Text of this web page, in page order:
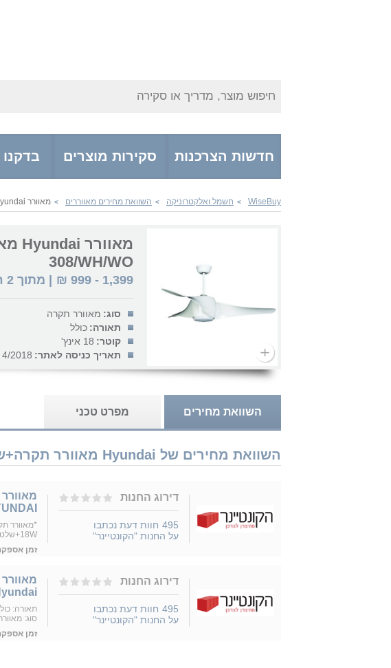
חיפוש מוצר, מדריך או סקירה
חדשות הצרכנות סקירות מוצרים בדקנו
WiseBuy
> חשמל ואלקטרוניקה > השוואת מחירים מאווררים > מאוורר Hyundai מאוורר תקרה+שלט Texas 50" 18W HYJ-308/WH/WO
308/WH/WO
1,399
-
999
₪ | מתוך 2
סוג: מאוורר תקרה
תאורה: כולל
קוטר: 18 אינץ'
תאריך כניסה לאתר: 4/2018
השוואת מחירים מפרט טכני
השוואת מחירים של Hyundai מאוורר תקרה+שלט Texas 50" 18W HYJ-308/WH/WO נמכר ב 2 חנויות
דירוג החנות
495 חוות דעת נכתבו
על החנות "הקונטיינר"
18W+שלט מאוורר בקוטר "50 מאוורר תקרה דקורטיבי-...
זמן
דירוג החנות
495 חוות דעת נכתבו
על החנות "הקונטיינר"
סוג:
זמן